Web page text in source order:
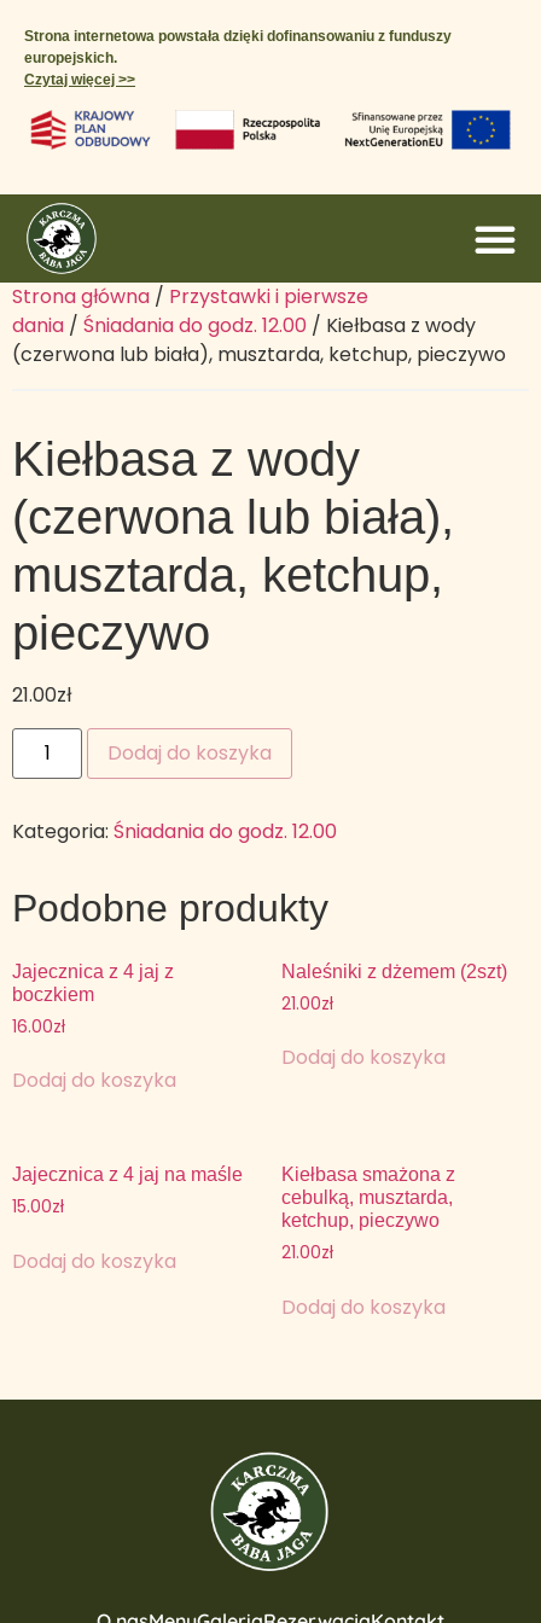
Strona internetowa powstała dzięki dofinansowaniu z funduszy
europejskich.
Czytaj więcej >>​
Strona główna / Przystawki i pierwsze
dania / Śniadania do godz. 12.00 / Kiełbasa z wody
(czerwona lub biała), musztarda, ketchup, pieczywo
Kiełbasa z wody
(czerwona lub biała),
musztarda, ketchup,
pieczywo
21.00zł
Dodaj do koszyka
Kategoria: Śniadania do godz. 12.00
Podobne produkty
Jajecznica z 4 jaj z
boczkiem
16.00zł
Dodaj do koszyka
Naleśniki z dżemem (2szt)
21.00zł
Dodaj do koszyka
Jajecznica z 4 jaj na maśle
15.00zł
Dodaj do koszyka
Kiełbasa smażona z
cebulką, musztarda,
ketchup, pieczywo
21.00zł
Dodaj do koszyka